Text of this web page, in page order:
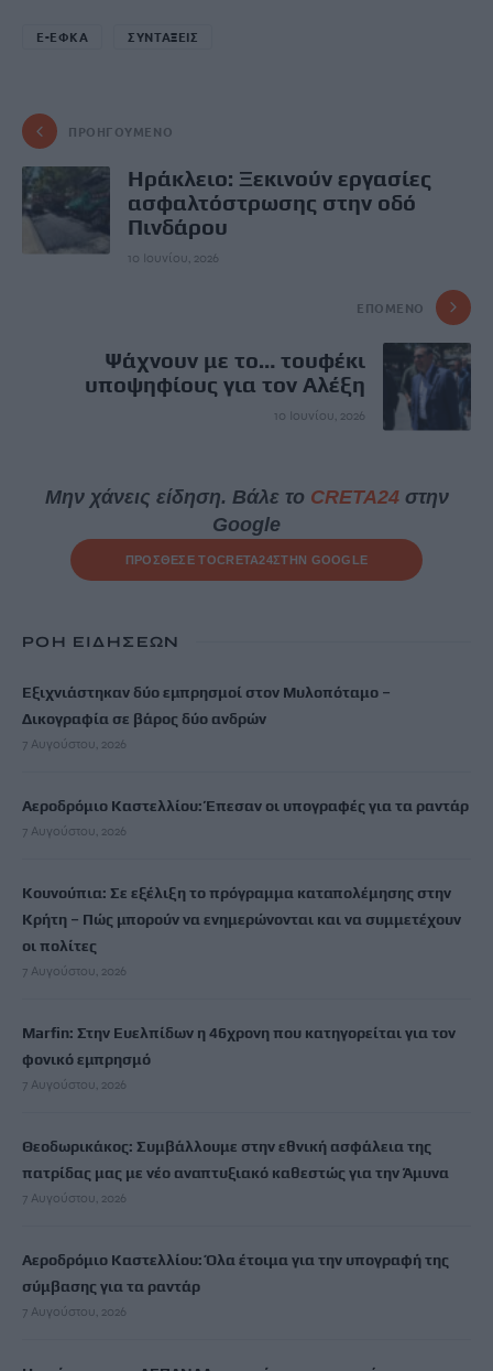
E-ΕΦΚΑ ΣΥΝΤΑΞΕΙΣ
ΠΡΟΗΓΟΎΜΕΝΟ
Ηράκλειο: Ξεκινούν εργασίες
ασφαλτόστρωσης στην οδό
Πινδάρου
10 Ιουνίου, 2026
ΕΠΌΜΕΝΟ
Ψάχνουν με το… τουφέκι
υποψηφίους για τον Αλέξη
10 Ιουνίου, 2026
Μην χάνεις είδηση. Βάλε το CRETA24στην
Google
ΠΡΟΣΘΕΣΕ ΤΟCRETA24ΣΤΗΝ GOOGLE
ΡΟΗ ΕΙΔΗΣΕΩΝ
Εξιχνιάστηκαν δύο εμπρησμοί στον Μυλοπόταμο –
Δικογραφία σε βάρος δύο ανδρών
7 Αυγούστου, 2026
Αεροδρόμιο Καστελλίου: Έπεσαν οι υπογραφές για τα ραντάρ
7 Αυγούστου, 2026
Κουνούπια: Σε εξέλιξη το πρόγραμμα καταπολέμησης στην
Κρήτη – Πώς μπορούν να ενημερώνονται και να συμμετέχουν
οι πολίτες
7 Αυγούστου, 2026
Marfin: Στην Ευελπίδων η 46χρονη που κατηγορείται για τον
φονικό εμπρησμό
7 Αυγούστου, 2026
Θεοδωρικάκος: Συμβάλλουμε στην εθνική ασφάλεια της
πατρίδας μας με νέο αναπτυξιακό καθεστώς για την Άμυνα
7 Αυγούστου, 2026
Αεροδρόμιο Καστελλίου: Όλα έτοιμα για την υπογραφή της
σύμβασης για τα ραντάρ
7 Αυγούστου, 2026